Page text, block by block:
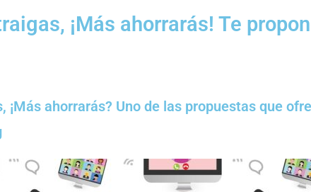
¡Más ahorrarás! Te
¡Más ahorrarás? Uno de las propuestas que